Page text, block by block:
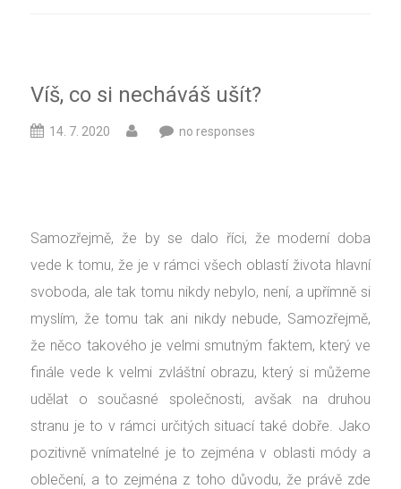
Víš, co si necháváš ušít?
14. 7. 2020 no responses
Samozřejmě, že by se dalo říci, že moderní doba
vede k tomu, že je v rámci všech oblastí života hlavní
svoboda, ale tak tomu nikdy nebylo, není, a upřímně si
myslím, že tomu tak ani nikdy nebude, Samozřejmě,
že něco takového je velmi smutným faktem, který ve
finále vede k velmi zvláštní obrazu, který si můžeme
udělat o současné společnosti, avšak na druhou
stranu je to v rámci určitých situací také dobře. Jako
pozitivně vnímatelné je to zejména v oblasti módy a
oblečení, a to zejména z toho důvodu, že právě zde